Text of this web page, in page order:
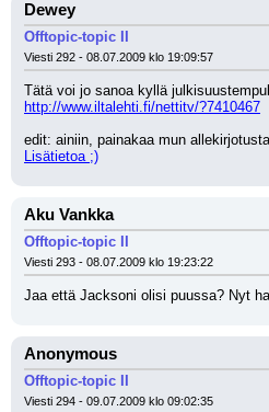
Dewey
Offtopic-topic II
Viesti 292 - 08.07.2009 klo 19:09:57
Tätä voi jo sanoa kyllä
http://www.iltalehti.fi/nettitv/?7410467
Lisätietoa ;)
Aku Vankka
Offtopic-topic II
Viesti 293 - 08.07.2009 klo 19:23:22
Jaa että Jacksoni olisi puussa? Nyt
Anonymous
Offtopic-topic II
Viesti 294 - 09.07.2009 klo 09:02:35